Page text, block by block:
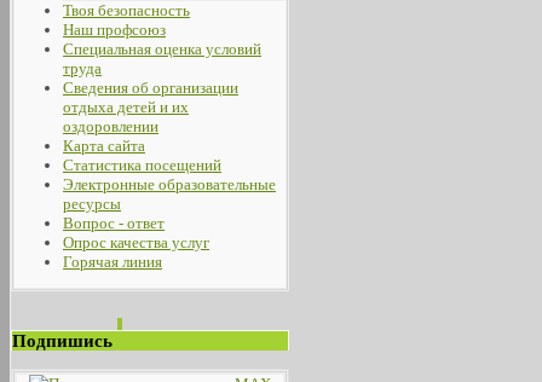
Твоя безопасность
Наш профсоюз
Специальная оценка условий
труда
Сведения об организации
отдыха детей и их
оздоровлении
Карта сайта
Статистика посещений
Электронные образовательные
ресурсы
Вопрос - ответ
Опрос качества услуг
Горячая линия
Подпишись